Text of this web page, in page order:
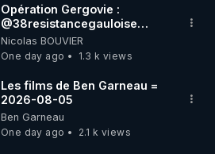
Opération Gergovie :
‪@38resistancegauloise‬
‪@MarionSigautOfficiel‬
‪@gladysriifard5710‬ Laëtitia
Nicolas BOUVIER
One day ago
1.3 k views
Les films de Ben Garneau =
2026-08-05
Ben Garneau
One day ago
2.1 k views